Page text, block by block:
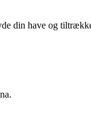
din have og